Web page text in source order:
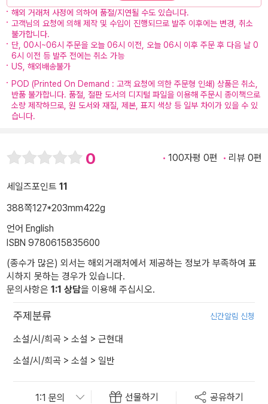
해외 거래처 사정에 의하여 품절/지연될 수도 있습니다.
고객님의 요청에 의해 제작 및 수입이 진행되므로 발주 이후에는 변경, 취소
불가합니다.
단, 00시~06시 주문을 오늘 06시 이전, 오늘 06시 이후 주문 후 다음 날 0
6시 이전 등 발주 전에는 취소 가능
US, 해외배송불가
POD (Printed On Demand : 고객 요청에 의한 주문형 인쇄) 상품은 취소,
반품 불가합니다. 품절, 절판 도서의 디지털 파일을 이용해 주문시 종이책으로
소량 제작하므로, 원 도서와 재질, 제본, 표지 색상 등 일부 차이가 있을 수 있
습니다.
0 100자평 0편 리뷰 0편
세일즈포인트 11
388쪽127*203mm422g
언어 English
ISBN 9780615835600
(종수가 많은) 외서는 해외거래처에서 제공하는 정보가 부족하여 표
시하지 못하는 경우가 있습니다.
문의사항은 1:1 상담을 이용해 주십시오.
주제분류 신간알림 신청
소설/시/희곡 > 소설 > 근현대
소설/시/희곡 > 소설 > 일반
선물하기 공유하기